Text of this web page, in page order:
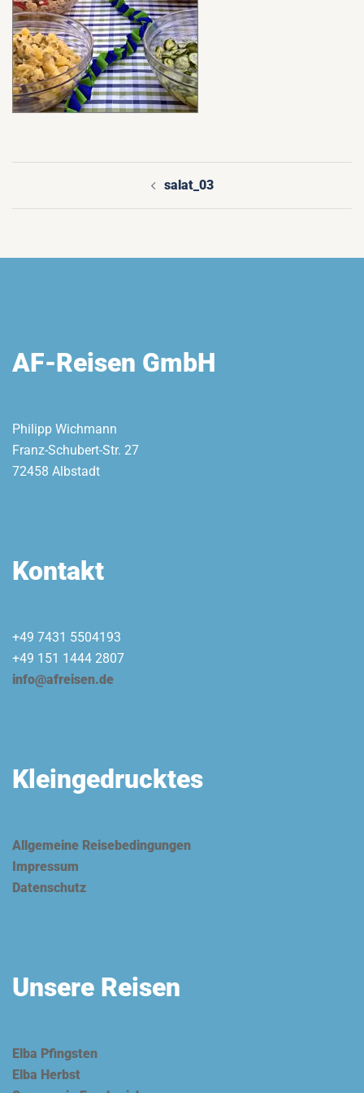
Beitragsnavigation
salat_03
AF-Reisen GmbH
Philipp Wichmann
Franz-Schubert-Str. 27
72458 Albstadt
Kontakt
+49 7431 5504193
+49 151 1444 2807
info@afreisen.de
Kleingedrucktes
Allgemeine Reisebedingungen
Impressum
Datenschutz
Unsere Reisen
Elba Pfingsten
Elba Herbst